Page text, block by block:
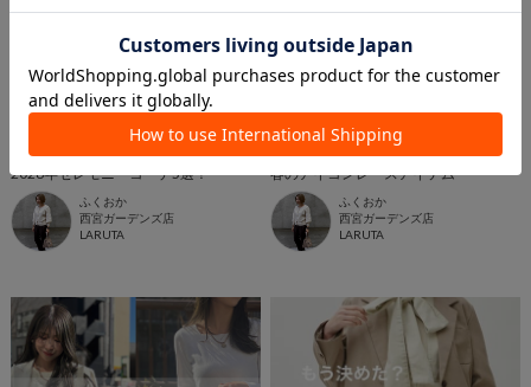
2026.03.06
2026年セレモニーコーデ5選！
ふくおか
西宮ガーデンズ店
LARUTA
2026.03.04
春のアイコンレースアイテム
ふくおか
西宮ガーデンズ店
LARUTA